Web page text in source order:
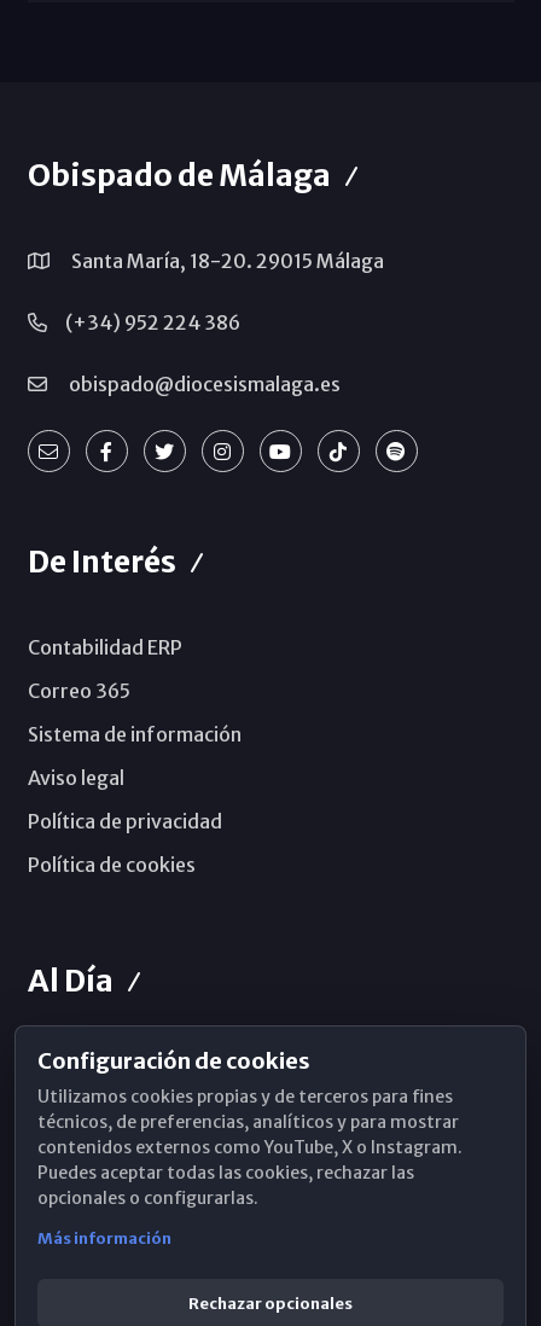
Obispado de Málaga
Santa María, 18-20. 29015 Málaga
(+34) 952 224 386
obispado@diocesismalaga.es
De Interés
Contabilidad ERP
Correo 365
Sistema de información
Aviso legal
Política de privacidad
Política de cookies
Al Día
Horarios de Misa
Hemeroteca
WhatsApp
Configuración de cookies
Utilizamos cookies propias y de terceros para fines
técnicos, de preferencias, analíticos y para mostrar
contenidos externos como YouTube, X o Instagram.
Puedes aceptar todas las cookies, rechazar las
opcionales o configurarlas.
Más información
Rechazar opcionales